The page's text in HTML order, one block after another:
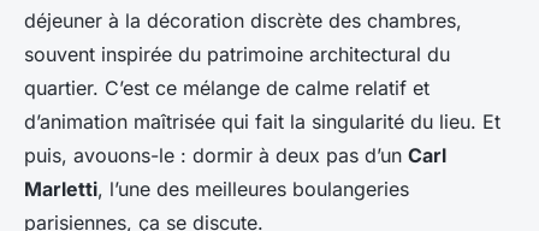
déjeuner à la décoration discrète des chambres,
souvent inspirée du patrimoine architectural du
quartier. C’est ce mélange de calme relatif et
d’animation maîtrisée qui fait la singularité du lieu. Et
puis, avouons-le : dormir à deux pas d’un Carl
Marletti, l’une des meilleures boulangeries
parisiennes, ça se discute.